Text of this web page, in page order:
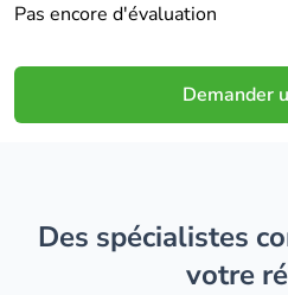
Pas encore d'évaluation
Demander
Des spécialistes comparables dans
votre